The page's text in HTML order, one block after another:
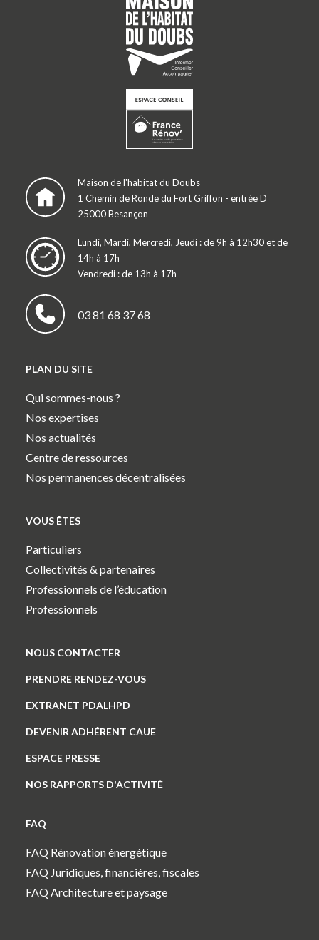
Maison de l'habitat du Doubs
1 Chemin de Ronde du Fort Griffon - entrée D
25000 Besançon
Lundi, Mardi, Mercredi, Jeudi : de 9h à 12h30 et de
14h à 17h
Vendredi : de 13h à 17h
03 81 68 37 68
PLAN DU SITE
Qui sommes-nous ?
Nos expertises
Nos actualités
Centre de ressources
Nos permanences décentralisées
VOUS ÊTES
Particuliers
Collectivités & partenaires
Professionnels de l’éducation
Professionnels
NOUS CONTACTER
PRENDRE RENDEZ-VOUS
EXTRANET PDALHPD
DEVENIR ADHÉRENT CAUE
ESPACE PRESSE
NOS RAPPORTS D'ACTIVITÉ
FAQ
FAQ Rénovation énergétique
FAQ Juridiques, financières, fiscales
FAQ Architecture et paysage